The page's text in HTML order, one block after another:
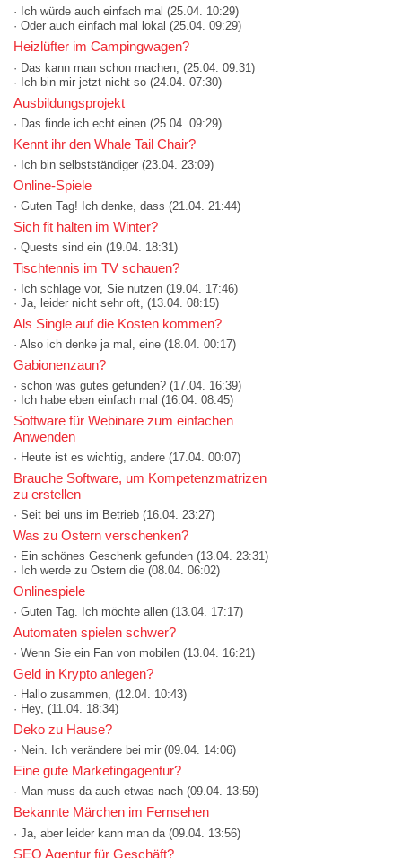
· Ich würde auch einfach mal (25.04. 10:29)
· Oder auch einfach mal lokal (25.04. 09:29)
Heizlüfter im Campingwagen?
· Das kann man schon machen, (25.04. 09:31)
· Ich bin mir jetzt nicht so (24.04. 07:30)
Ausbildungsprojekt
· Das finde ich echt einen (25.04. 09:29)
Kennt ihr den Whale Tail Chair?
· Ich bin selbstständiger (23.04. 23:09)
Online-Spiele
· Guten Tag! Ich denke, dass (21.04. 21:44)
Sich fit halten im Winter?
· Quests sind ein (19.04. 18:31)
Tischtennis im TV schauen?
· Ich schlage vor, Sie nutzen (19.04. 17:46)
· Ja, leider nicht sehr oft, (13.04. 08:15)
Als Single auf die Kosten kommen?
· Also ich denke ja mal, eine (18.04. 00:17)
Gabionenzaun?
· schon was gutes gefunden? (17.04. 16:39)
· Ich habe eben einfach mal (16.04. 08:45)
Software für Webinare zum einfachen
Anwenden
· Heute ist es wichtig, andere (17.04. 00:07)
Brauche Software, um Kompetenzmatrizen
zu erstellen
· Seit bei uns im Betrieb (16.04. 23:27)
Was zu Ostern verschenken?
· Ein schönes Geschenk gefunden (13.04. 23:31)
· Ich werde zu Ostern die (08.04. 06:02)
Onlinespiele
· Guten Tag. Ich möchte allen (13.04. 17:17)
Automaten spielen schwer?
· Wenn Sie ein Fan von mobilen (13.04. 16:21)
Geld in Krypto anlegen?
· Hallo zusammen, (12.04. 10:43)
· Hey, (11.04. 18:34)
Deko zu Hause?
· Nein. Ich verändere bei mir (09.04. 14:06)
Eine gute Marketingagentur?
· Man muss da auch etwas nach (09.04. 13:59)
Bekannte Märchen im Fernsehen
· Ja, aber leider kann man da (09.04. 13:56)
SEO Agentur für Geschäft?